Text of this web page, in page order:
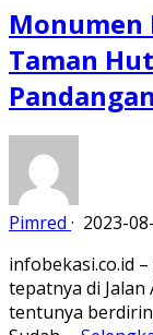
Monumen
Taman
Pimred · 2023-
infobekasi.co.id
tepatnya di Jalan
tentunya